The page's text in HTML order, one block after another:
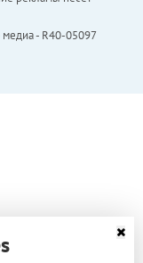
- R40-05097